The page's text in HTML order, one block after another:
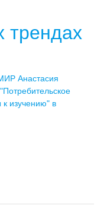
трендах
Анастасия
изучению" в